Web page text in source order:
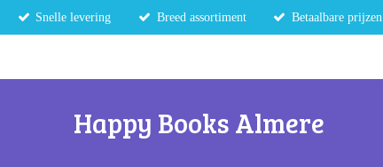
Snelle levering Breed assortiment Betaalbare prijzen
Happy Books Almere